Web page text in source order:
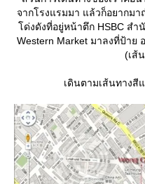
จากโรงแรมมา แล้วก็อยากม
ด่งดังที่อยู่หน้าตึก HSBC สำ
Western Market มาลงที่ป้าย
(เส้
เดินตามเส้นทางสี